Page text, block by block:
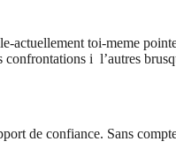
toi-meme
i l’autres
de confiance. Sans